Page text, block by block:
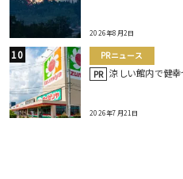
2026年8月2日
PRニュース
PR 涼しい館内で健
2026年7月21日